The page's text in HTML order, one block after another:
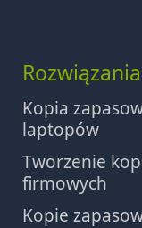
Rozwiązania
Kopia
laptopów
Tworzenie
firmowych
Kopie